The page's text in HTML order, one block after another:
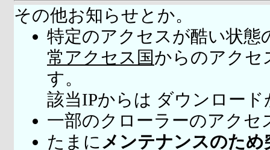
その他お知らせとか。
特定のアクセスが酷い状態
常アクセス国からのアクセ
す。
該当IPからは ダウンロー
一部のクローラーのアクセ
たまに メンテナンスのため